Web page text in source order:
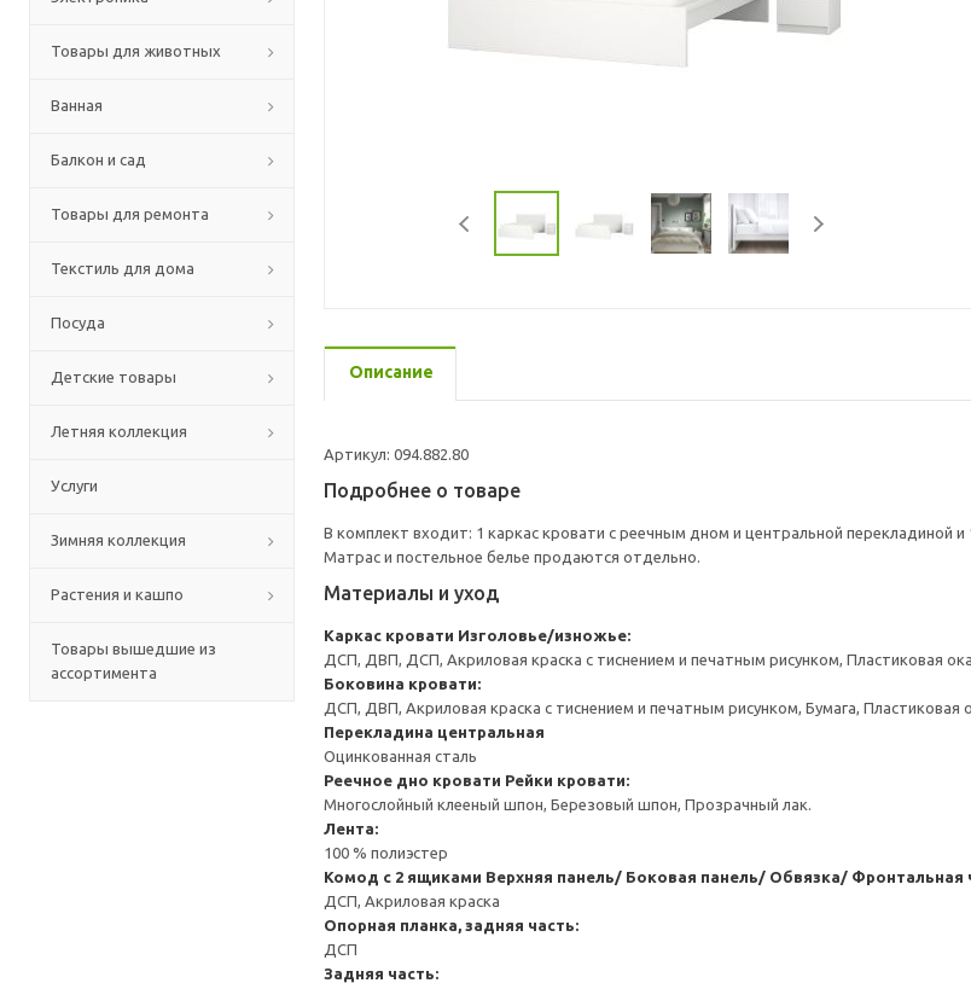
Товары для животных
Ванная
Балкон и сад
Товары для ремонта
Текстиль для дома
Посуда
Детские товары
Летняя коллекция
Услуги
Зимняя коллекция
Растения и кашпо
Товары вышедшие из
ассортимента
Описание
Артикул: 094.882.80
Подробнее о товаре
В комплект входит: 1 каркас кровати с реечным дном и центральной перекладиной
Матрас и постельное белье продаются отдельно.
Материалы и уход
Каркас кровати Изголовье/изножье:
ДСП, ДВП, ДСП, Акриловая краска с тиснением и печатным рисунком, Пластиковая
Боковина кровати:
ДСП, ДВП, Акриловая краска с тиснением и печатным рисунком, Бумага, Пластиковая
Перекладина центральная
Оцинкованная сталь
Реечное дно кровати Рейки кровати:
Многослойный клееный шпон, Березовый шпон, Прозрачный лак.
Лента:
100 % полиэстер
Комод с 2 ящиками Верхняя панель/ Боковая панель/ Обвязка/ Фронтальная
ДСП, Акриловая краска
Опорная планка, задняя часть:
ДСП
Задняя часть: